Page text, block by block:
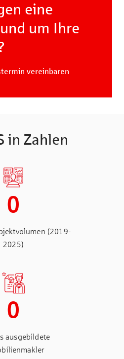
eine
um Ihre
vereinbaren
in Zahlen
0
(2019-
2025)
0
ausgebildete